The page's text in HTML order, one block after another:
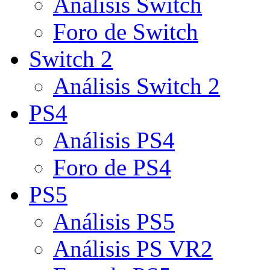
Foro de Switch
Switch 2
Análisis Switch 2
PS4
Análisis PS4
Foro de PS4
PS5
Análisis PS5
Análisis PS VR2